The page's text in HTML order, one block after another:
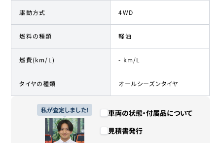
駆動方式 4WD
燃料の種類 軽油
燃費(km/L) - km/L
タイヤの種類 オールシーズンタイヤ
私が査定しました!
車両の状態・付属品について
見積書発行